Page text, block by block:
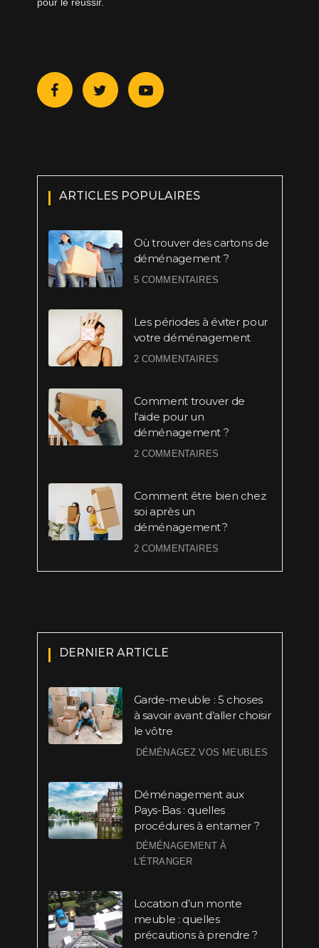
ARTICLES POPULAIRES
Où trouver des cartons de
déménagement ?
5 COMMENTAIRES
Les périodes à éviter pour
votre déménagement
2 COMMENTAIRES
Comment trouver de
l’aide pour un
déménagement ?
2 COMMENTAIRES
Comment être bien chez
soi après un
déménagement ?
2 COMMENTAIRES
DERNIER ARTICLE
Garde-meuble : 5 choses
à savoir avant d’aller choisir
le vôtre
DÉMÉNAGEZ VOS MEUBLES
Déménagement aux
Pays-Bas : quelles
procédures à entamer ?
DÉMÉNAGEMENT À
L'ÉTRANGER
Location d’un monte
meuble : quelles
précautions à prendre ?